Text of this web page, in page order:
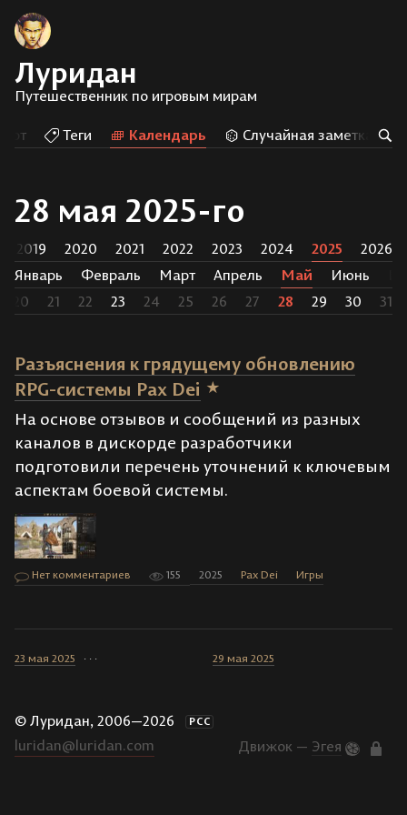
Луридан
Путешественник по игровым мирам
Арт Теги Календарь Случайная заметка
28 мая 2025-го
2019 2020 2021 2022 2023 2024 2025
2026
Январь
Февраль Март Апрель Май Июнь
20
21 22 23 24 25 26 27 28 29 30 31
Разъяснения к грядущему обновлению
RPG-системы Pax Dei
На основе отзывов и сообщений из разных
каналов в дискорде разработчики
подготовили перечень уточнений к ключевым
аспектам боевой системы.
Нет комментариев 155 2025 Pax Dei Игры
23 мая 2025 · · · 29 мая 2025
© Луридан, 2006—2026 РСС
luridan@luridan.com Движок — Эгея